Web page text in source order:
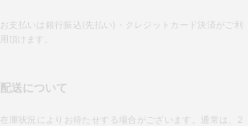
お支払いは銀行振込(先払い)・クレジットカード決済がご利
用頂けます。
配送について
在庫状況によりお待たせする場合がございます。通常は、2